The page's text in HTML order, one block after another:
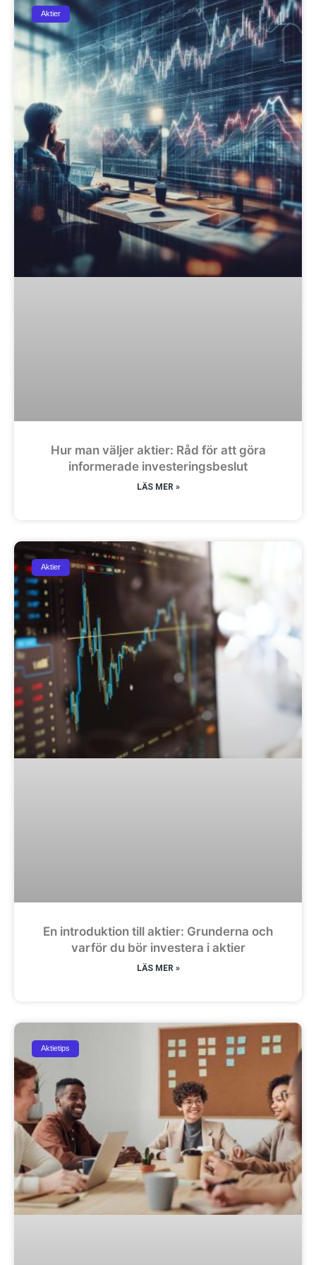
Aktier
Hur man väljer aktier: Råd för att göra
informerade investeringsbeslut
LÄS MER »
Aktier
En introduktion till aktier: Grunderna och
varför du bör investera i aktier
LÄS MER »
Aktietips